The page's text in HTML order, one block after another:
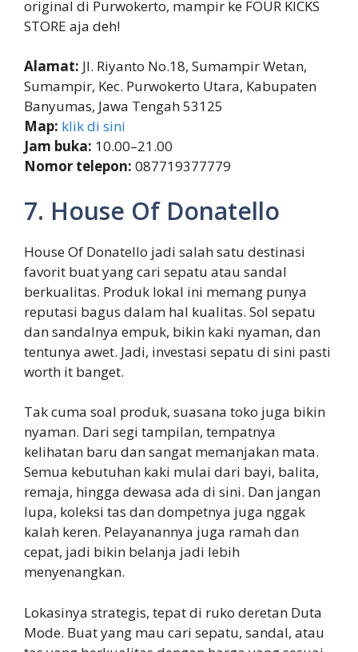
original di Purwokerto, mampir ke FOUR KICKS
STORE aja deh!
Alamat: Jl. Riyanto No.18, Sumampir Wetan,
Sumampir, Kec. Purwokerto Utara, Kabupaten
Banyumas, Jawa Tengah 53125
Map: klik di sini
Jam buka: 10.00–21.00
Nomor telepon: 087719377779
7. House Of Donatello
House Of Donatello jadi salah satu destinasi
favorit buat yang cari sepatu atau sandal
berkualitas. Produk lokal ini memang punya
reputasi bagus dalam hal kualitas. Sol sepatu
dan sandalnya empuk, bikin kaki nyaman, dan
tentunya awet. Jadi, investasi sepatu di sini pasti
worth it banget.
Tak cuma soal produk, suasana toko juga bikin
nyaman. Dari segi tampilan, tempatnya
kelihatan baru dan sangat memanjakan mata.
Semua kebutuhan kaki mulai dari bayi, balita,
remaja, hingga dewasa ada di sini. Dan jangan
lupa, koleksi tas dan dompetnya juga nggak
kalah keren. Pelayanannya juga ramah dan
cepat, jadi bikin belanja jadi lebih
menyenangkan.
Lokasinya strategis, tepat di ruko deretan Duta
Mode. Buat yang mau cari sepatu, sandal, atau